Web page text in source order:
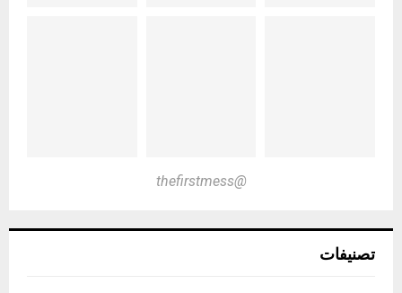
@thefirstmess
تصنيفات